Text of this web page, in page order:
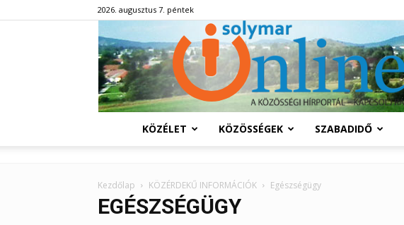
2026. augusztus 7. péntek
KÖZÉLET KÖZÖSSÉGEK SZABADIDŐ
Kezdőlap KÖZÉRDEKŰ INFORMÁCIÓK Egészségügy
EGÉSZSÉGÜGY